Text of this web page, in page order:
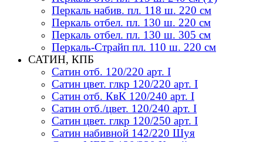
Перкаль набив. пл. 118 ш. 220 см
Перкаль отбел. пл. 130 ш. 220 см
Перкаль отбел. пл. 130 ш. 305 см
Перкаль-Страйп пл. 110 ш. 220 см
САТИН, КПБ
Сатин отб. 120/220 арт. I
Сатин цвет. глкр 120/220 арт. I
Сатин отб. КвК 120/240 арт. I
Сатин отб./цвет. 120/240 арт. I
Сатин цвет. глкр 120/250 арт. I
Сатин набивной 142/220 Шуя